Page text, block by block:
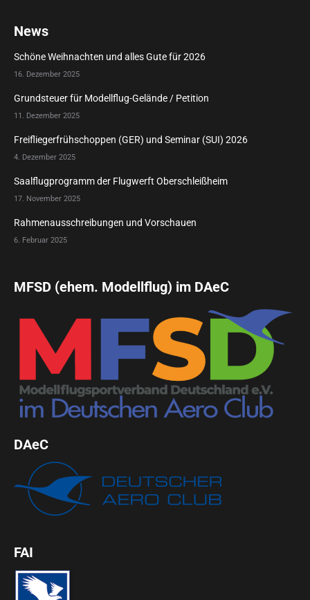
News
Schöne Weihnachten und alles Gute für 2026
16. Dezember 2025
Grundsteuer für Modellflug-Gelände / Petition
11. Dezember 2025
Freifliegerfrühschoppen (GER) und Seminar (SUI) 2026
4. Dezember 2025
Saalflugprogramm der Flugwerft Oberschleißheim
17. November 2025
Rahmenausschreibungen und Vorschauen
6. Februar 2025
MFSD (ehem. Modellflug) im DAeC
DAeC
FAI